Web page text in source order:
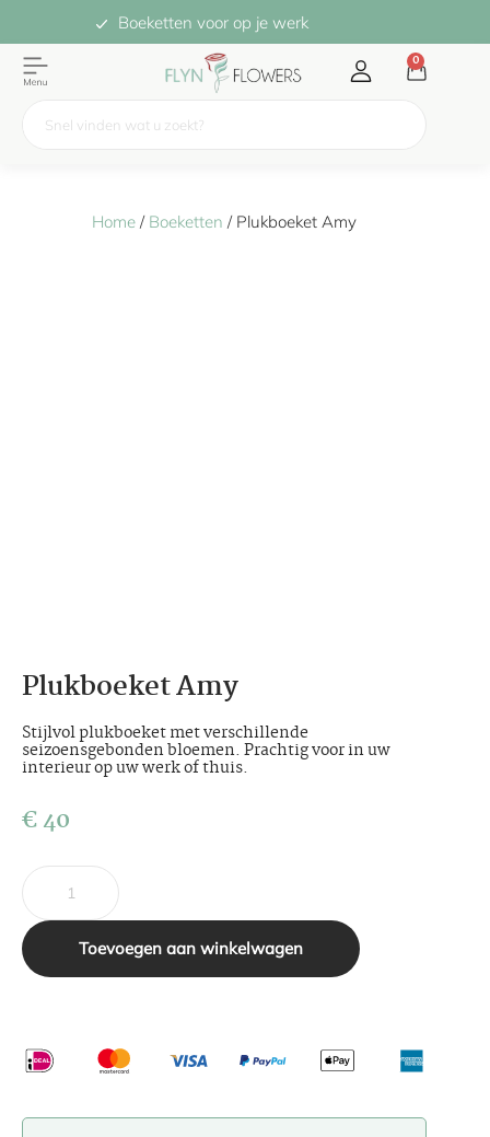
Boeketten voor op je werk
0
Home / Boeketten / Plukboeket Amy
Plukboeket Amy
Stijlvol plukboeket met verschillende
seizoensgebonden bloemen. Prachtig voor in uw
interieur op uw werk of thuis.
€40
Toevoegen aan winkelwagen